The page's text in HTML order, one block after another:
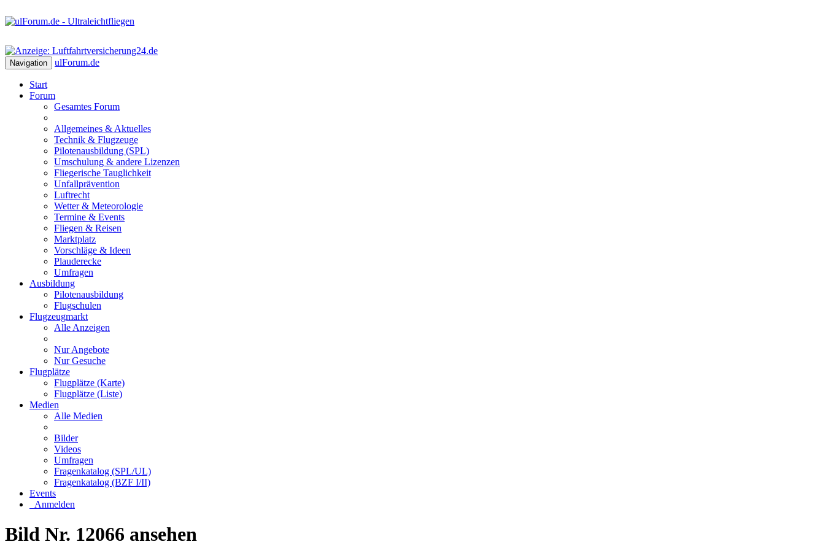
Navigation ulForum.de
Start
Forum
Gesamtes Forum
Allgemeines & Aktuelles
Technik & Flugzeuge
Pilotenausbildung (SPL)
Umschulung & andere Lizenzen
Fliegerische Tauglichkeit
Unfallprävention
Luftrecht
Wetter & Meteorologie
Termine & Events
Fliegen & Reisen
Marktplatz
Vorschläge & Ideen
Plauderecke
Umfragen
Ausbildung
Pilotenausbildung
Flugschulen
Flugzeugmarkt
Alle Anzeigen
Nur Angebote
Nur Gesuche
Flugplätze
Flugplätze (Karte)
Flugplätze (Liste)
Medien
Alle Medien
Bilder
Videos
Umfragen
Fragenkatalog (SPL/UL)
Fragenkatalog (BZF I/II)
Events
Anmelden
Bild Nr. 12066 ansehen